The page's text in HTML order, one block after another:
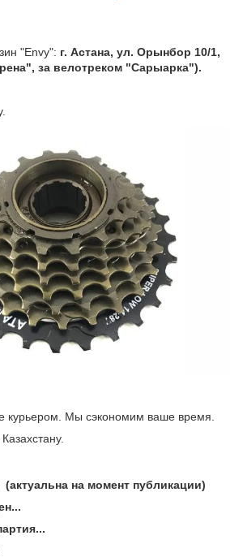
"Envy": г. Астана, ул. Орынбор 10/1,
за велотреком "Сарыарка").
курьером. Мы сэкономим ваше время.
(актуальна на момент публикации)